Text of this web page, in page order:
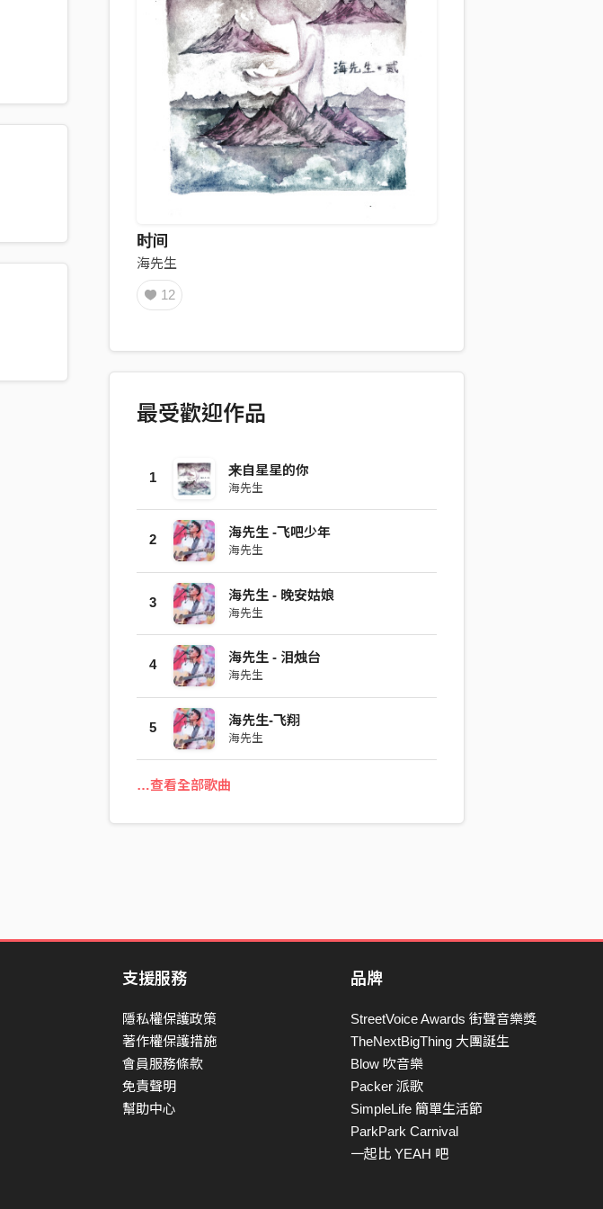
时间
海先生
12
最受歡迎作品
1 来自星星的你
海先生
2 海先生 -飞吧少年
海先生
3 海先生 - 晚安姑娘
海先生
4 海先生 - 泪烛台
海先生
5 海先生-飞翔
海先生
…查看全部歌曲
支援服務
隱私權保護政策
著作權保護措施
會員服務條款
免責聲明
幫助中心
品牌
StreetVoice Awards 街聲音樂獎
TheNextBigThing 大團誕生
Blow 吹音樂
Packer 派歌
SimpleLife 簡單生活節
ParkPark Carnival
一起比 YEAH 吧